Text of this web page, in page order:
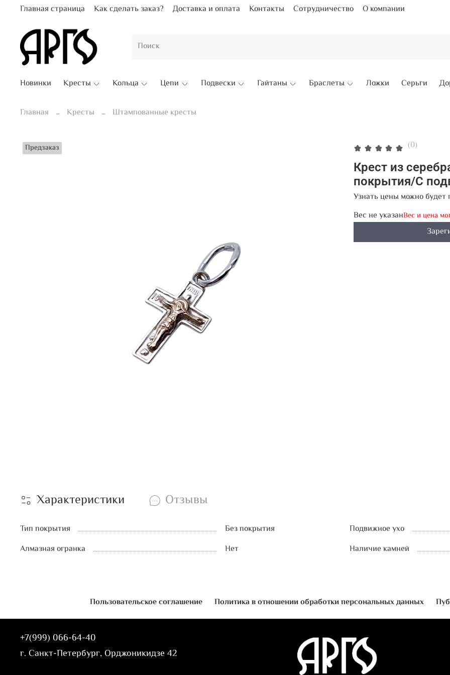
Главная страница Как сделать заказ? Доставка и оплата Контакты Сотрудничество О компании
Новинки Кресты Кольца Цепи Подвески Гайтаны Браслеты Ложки Серьги
Главная Кресты Штампованные кресты
Предзаказ (0)
Крест из
покрытия/С
Узнать цены можно будет
Вес не указанВес и цена
Характеристики Отзывы
Тип покрытия Без покрытия Подвижное ухо
Алмазная огранка
Нет Наличие камней
Пользовательское соглашение Политика в отношении обработки персональных данных
+7(999) 066-64-40
г. Санкт-Петербург, Орджоникидзе 42